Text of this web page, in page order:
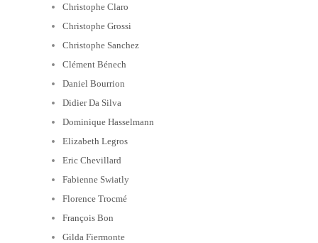
Christophe Claro
Christophe Grossi
Christophe Sanchez
Clément Bénech
Daniel Bourrion
Didier Da Silva
Dominique Hasselmann
Elizabeth Legros
Eric Chevillard
Fabienne Swiatly
Florence Trocmé
François Bon
Gilda Fiermonte